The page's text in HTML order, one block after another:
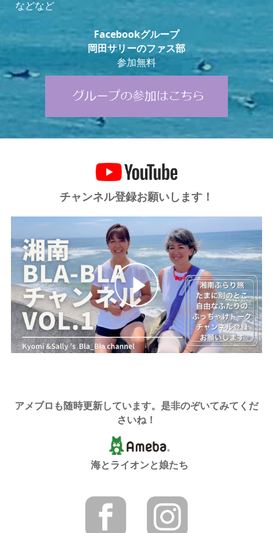
などなど
Facebookグループ
岡田サリーのファス部
参加無料
チャンネル登録お願いします！
アメブロも随時更新しています。是非のぞいてみてくだ
さいね！
海とライオンと娘たち